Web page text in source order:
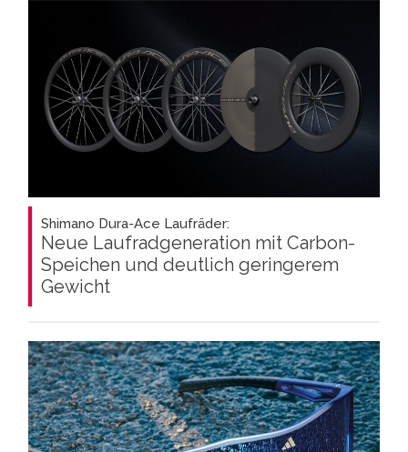
Shimano Dura-Ace Laufräder:
Neue Laufradgeneration mit Carbon-
Speichen und deutlich geringerem
Gewicht